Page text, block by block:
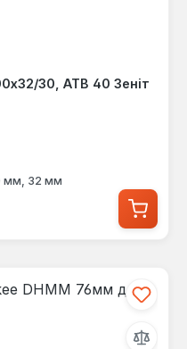
30, ATB 40 Зеніт
мм, 32 мм